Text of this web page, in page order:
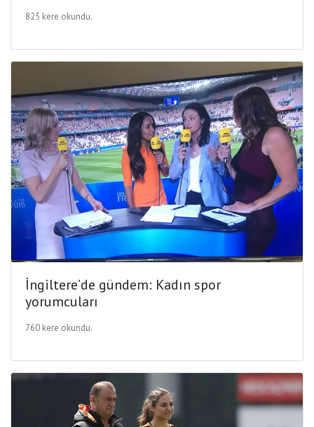
825 kere okundu.
İngiltere’de gündem: Kadın spor
yorumcuları
760 kere okundu.